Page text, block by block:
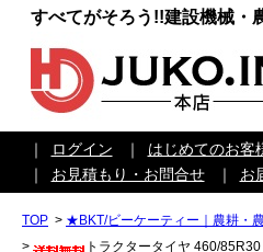
すべてがそろう!!建設機械・
｜ ログイン ｜ はじめてのお客
｜
お見積もり・お問合せ ｜ お
TOP > ★BKT/ビーケーティー｜農耕・
>
トラクタータイヤ 460/